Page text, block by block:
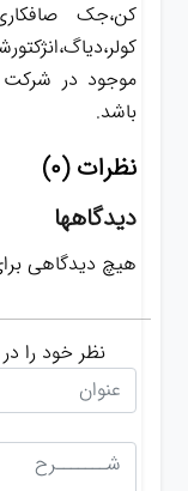
موجود در
باشد.
نظرات (0)
دیدگاهها
هیچ دیدگاهی
نظر خود را در